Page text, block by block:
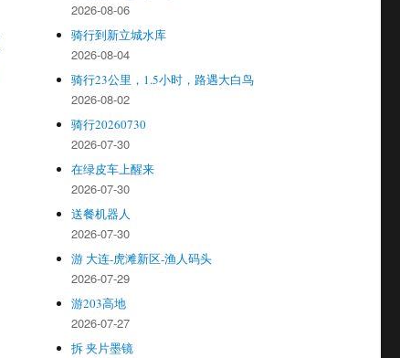
2026-08-06
骑行到新立城水库
2026-08-04
骑行23公里，1.5小时，路遇大白鸟
2026-08-02
骑行20260730
2026-07-30
在绿皮车上醒来
2026-07-30
送餐机器人
2026-07-30
游 大连-虎滩新区-渔人码头
2026-07-29
游203高地
2026-07-27
拆 夹片墨镜